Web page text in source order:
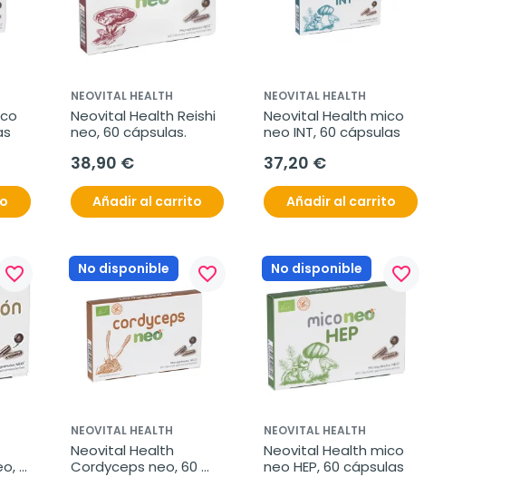
NEOVITAL HEALTH
Neovital Health Reishi
neo, 60 cápsulas.
38,90 €
Añadir al carrito
NEOVITAL HEALTH
Neovital Health mico
neo INT, 60 cápsulas
37,20 €
Añadir al carrito
favorite_border No disponible favorite_border
NEOVITAL HEALTH
Neovital Health
Cordyceps neo, 60
No disponible favorite_border
NEOVITAL HEALTH
Neovital Health mico
neo HEP, 60 cápsulas